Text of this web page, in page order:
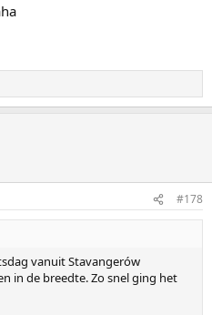
#178
vanuit Stavangerów
in de breedte. Zo snel ging het